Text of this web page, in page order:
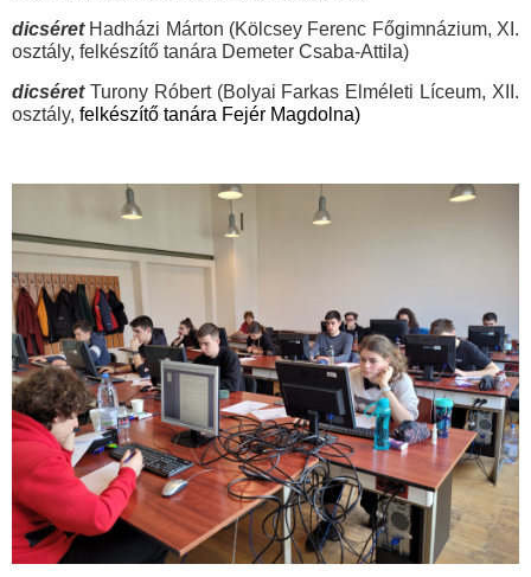
dicséret Hadházi Márton (Kölcsey Ferenc Főgimnázium, XI.
osztály, felkészítő tanára Demeter Csaba-Attila)
dicséret Turony Róbert (Bolyai Farkas Elméleti Líceum, XII.
osztály, felkészítő tanára Fejér Magdolna)